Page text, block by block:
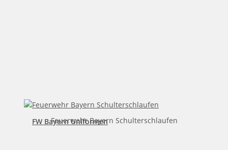
FW Bayern Uniformen
Feuerwehr Bayern Schulterschlaufen